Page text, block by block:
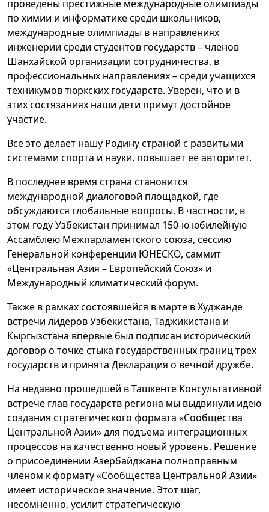
проведены престижные международные олимпиады
по химии и информатике среди школьников,
международные олимпиады в направлениях
инженерии среди студентов государств – членов
Шанхайской организации сотрудничества, в
профессиональных направлениях – среди учащихся
техникумов тюркских государств. Уверен, что и в
этих состязаниях наши дети примут достойное
участие.
Все это делает нашу Родину страной с развитыми
системами спорта и науки, повышает ее авторитет.
В последнее время страна становится
международной диалоговой площадкой, где
обсуждаются глобальные вопросы. В частности, в
этом году Узбекистан принимал 150-ю юбилейную
Ассамблею Межпарламентского союза, сессию
Генеральной конференции ЮНЕСКО, саммит
«Центральная Азия – Европейский Союз» и
Международный климатический форум.
Также в рамках состоявшейся в марте в Худжанде
встречи лидеров Узбекистана, Таджикистана и
Кыргызстана впервые был подписан исторический
договор о точке стыка государственных границ трех
государств и принята Декларация о вечной дружбе.
На недавно прошедшей в Ташкенте Консультативной
встрече глав государств региона мы выдвинули идею
создания стратегического формата «Сообщества
Центральной Азии» для подъема интеграционных
процессов на качественно новый уровень. Решение
о присоединении Азербайджана полноправным
членом к формату «Сообщества Центральной Азии»
имеет историческое значение. Этот шаг,
несомненно, усилит стратегическую